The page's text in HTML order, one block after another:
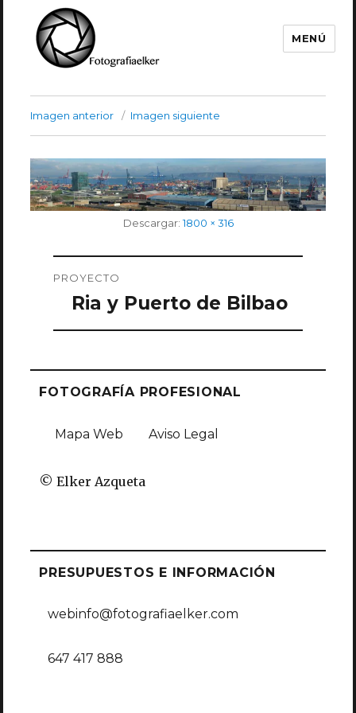
Fotografía Elker
MENÚ
Imagen anterior Imagen siguiente
Descargar:completo
1800 × 316
de
entradas
PROYECTO
Ria y Puerto de Bilbao
FOTOGRAFÍA PROFESIONAL
Mapa Web Aviso Legal
© Elker Azqueta
PRESUPUESTOS E INFORMACIÓN
webinfo@fotografiaelker.com
647 417 888